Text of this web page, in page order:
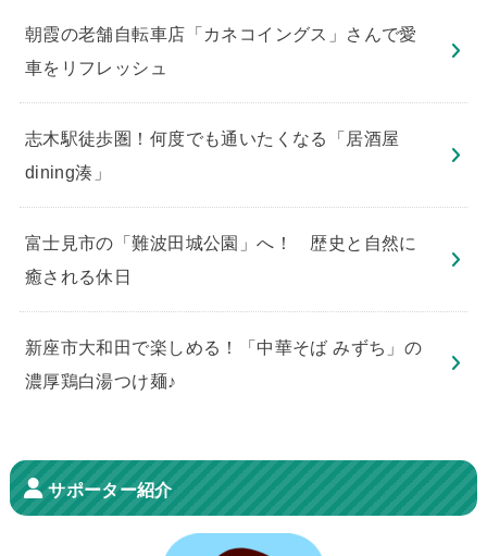
朝霞の老舗自転車店「カネコイングス」さんで愛
車をリフレッシュ
志木駅徒歩圏！何度でも通いたくなる「居酒屋
dining湊」
​富士見市の「難波田城公園」へ！ 歴史と自然に
癒される休日
新座市大和田で楽しめる！「中華そば みずち」の
濃厚鶏白湯つけ麺♪
サポーター紹介